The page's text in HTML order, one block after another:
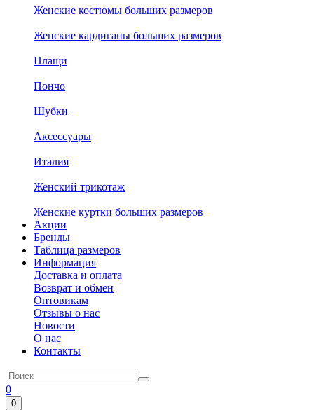
Женские костюмы больших размеров
Женские кардиганы больших размеров
Плащи
Пончо
Шубки
Аксессуары
Италия
Женский трикотаж
Женские куртки больших размеров
Акции
Бренды
Таблица размеров
Информация
Доставка и оплата
Возврат и обмен
Оптовикам
Отзывы о нас
Новости
О нас
Контакты
0
0